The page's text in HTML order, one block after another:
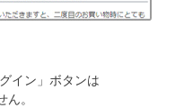
イン」ボタンは
ん。